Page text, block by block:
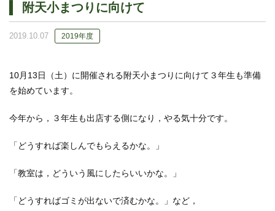
附天小まつりに向けて
2019.10.07 2019年度
10月13日（土）に開催される附天小まつりに向けて３年生も準備
を始めています。
今年から，３年生も出店する側になり，やる気十分です。
「どうすれば楽しんでもらえるかな。」
「教室は，どういう風にしたらいいかな。」
「どうすればゴミが出ないで済むかな。」など，